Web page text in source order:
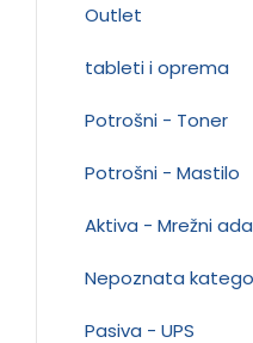
Outlet
tableti i oprema
Potrošni - Toner
Potrošni - Mastilo
Aktiva - Mrežni
Nepoznata
Pasiva - UPS